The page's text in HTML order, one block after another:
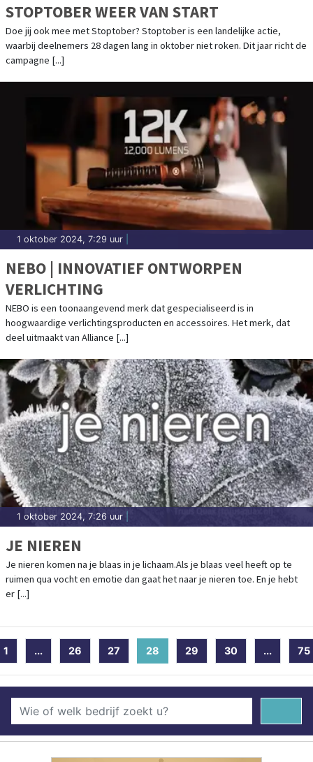
STOPTOBER WEER VAN START
Doe jij ook mee met Stoptober? Stoptober is een landelijke actie,
waarbij deelnemers 28 dagen lang in oktober niet roken. Dit jaar richt de
campagne [...]
1 oktober 2024, 7:29 uur
NEBO | INNOVATIEF ONTWORPEN
VERLICHTING
NEBO is een toonaangevend merk dat gespecialiseerd is in
hoogwaardige verlichtingsproducten en accessoires. Het merk, dat
deel uitmaakt van Alliance [...]
1 oktober 2024, 7:26 uur
JE NIEREN
Je nieren komen na je blaas in je lichaam.Als je blaas veel heeft op te
ruimen qua vocht en emotie dan gaat het naar je nieren toe. En je hebt
er [...]
1 ... 26 27 28 (current)
29 30 ... 75